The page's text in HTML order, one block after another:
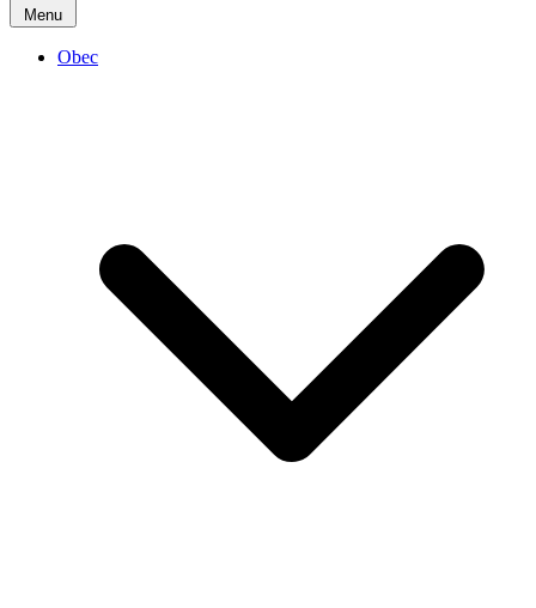
Menu
Obec